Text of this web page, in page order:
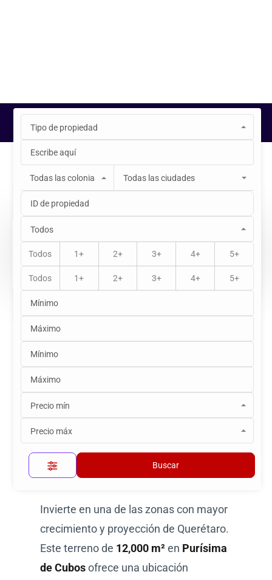
Todas las ciudades
Todas las colonias
Tipo de propiedad
Precio mín
Precio máx
Todos 1+ 2+ 3+ 4+ 5+
Todos 1+ 2+ 3+ 4+ 5+
Todos
Buscar
Inicio
Propiedad única
$5,400,000
Venta
Descripción
Terreno en Venta en
Purísima de Cubos,
Querétaro | Cerca del
Aeropuerto y Parques
Industriales
Invierte en una de las zonas con mayor
crecimiento y proyección de Querétaro.
Este terreno de 12,000 m² en Purísima
de Cubosofrece una ubicación